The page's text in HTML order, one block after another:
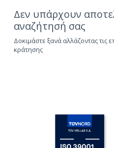
Δεν υπάρχουν
αναζήτησή σας
Δοκιμάστε ξανά αλλάζοντας τις
κράτησης